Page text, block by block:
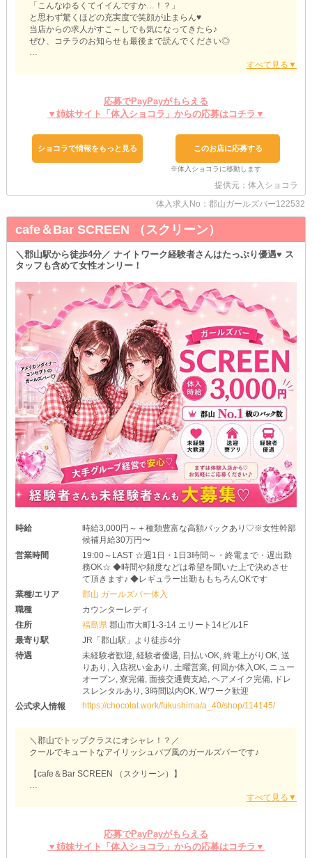
「こんなゆるくてイイんですか…！？」
と思わず驚くほどの充実度で笑顔が止まらん♥
当店からの求人がすこ～しでも気になってきたら♪
ぜひ、コチラのお知らせも最後まで読んでください◎
普段は何かと忙しめな女の子も大大大歓迎！！！
もれなく当店は、短時間シフトにもバッチリ対応しています◎
つまり、生活リズムを大きく変えなくてもイイということ♪
う♥
▽たとえば～▽
みたいに、自由自在にシフトを組み合わせられます！
ご希望に合わせてこちらも提案するので、遠慮なくご相談を♪
そんな当店は…
しっかりと《ソフドリ》も完備しているので活用してもらって構い
ません！
どなたでも安心してサクサク稼げるお店ですよ♪
応募でPayPayがもらえる
▼姉妹サイト「体入ショコラ」からの応募はコチラ▼
ショコラで情報をもっと見る このお店に応募する
提供元：体入ショコラ
体入求人No：郡山ガールズバー122532
cafe＆Bar SCREEN （スクリーン）
＼郡山駅から徒歩4分／ ナイトワーク経験者さんはたっぷり優遇♥ ス
タッフも含めて女性オンリー！
時給
時給3,000円～＋種類豊富な高額バックあり♡※女性幹部
候補月給30万円〜
営業時間
19:00～LAST ☆週1日・1日3時間～・終電まで・遅出勤
務OK☆ ◆時間や頻度などは希望を聞いた上で決めさせ
て頂きます♪ ◆レギュラー出勤ももちろんOKです
業種/エリア
郡山 ガールズバー体入
職種
カウンターレディ
住所
福島県郡山市大町1-3-14 エリート14ビル1F
最寄り駅
JR「郡山駅」より徒歩4分
待遇
未経験者歓迎, 経験者優遇, 日払いOK, 終電上がりOK, 送
りあり, 入店祝い金あり, 土曜営業, 何回か体入OK, ニュー
オープン, 寮完備, 面接交通費支給, ヘアメイク完備, ドレ
スレンタルあり, 3時間以内OK, Wワーク歓迎
公式求人情報
https://chocolat.work/fukushima/a_40/shop/114145/
＼郡山でトップクラスにオシャレ！？／
クールでキュートなアイリッシュパブ風のガールズバーです♪
【cafe＆Bar SCREEN （スクリーン）】
店内の雰囲気やお仕事の流れなど、気になるところをじっくりとチ
ェックしてみてください♪
応募でPayPayがもらえる
▼姉妹サイト「体入ショコラ」からの応募はコチラ▼